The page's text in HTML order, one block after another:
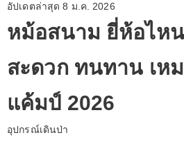
อัปเดตล่าสุด 8 ม.ค. 2026
หม้อสนาม ยี่ห้อไห
สะดวก ทนทาน เห
แค้มป์ 2026
อุปกรณ์เดินป่า